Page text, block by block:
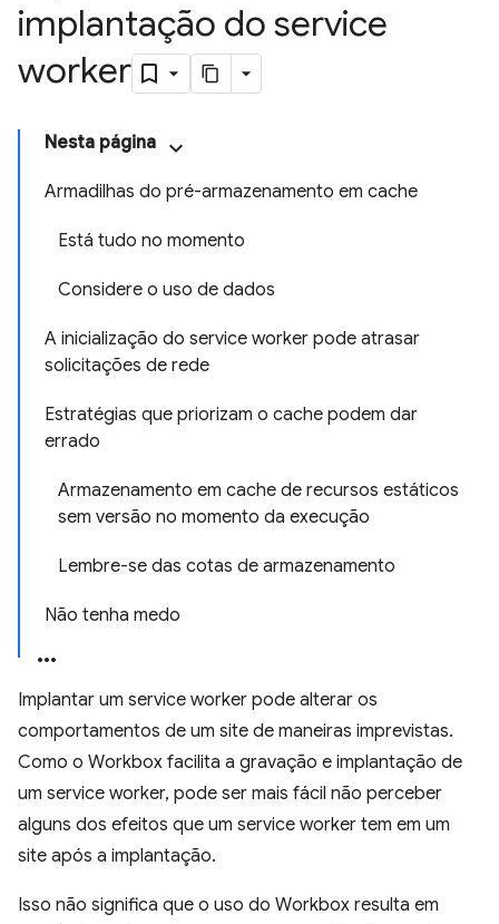
implantação do service
worker
Nesta página
Armadilhas do pré-armazenamento em cache
Está tudo no momento
Considere o uso de dados
A inicialização do service worker pode atrasar
solicitações de rede
Estratégias que priorizam o cache podem dar
errado
Armazenamento em cache de recursos estáticos
sem versão no momento da execução
Lembre-se das cotas de armazenamento
Não tenha medo
Implantar um service worker pode alterar os
comportamentos de um site de maneiras imprevistas.
Como o Workbox facilita a gravação e implantação de
um service worker, pode ser mais fácil não perceber
alguns dos efeitos que um service worker tem em um
site após a implantação.
Isso não significa que o uso do Workbox resulta em